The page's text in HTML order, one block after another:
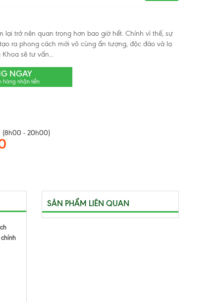
lại trở nên quan trọng hơn bao giờ hết. Chính vì thế, sự
ra phong cách mới vô cùng ấn tượng, độc đáo và lạ
sẽ tư vấn...
NGAY
hàng nhận tiền
(8h00 - 20h00)
SẢN PHẨM LIÊN QUAN